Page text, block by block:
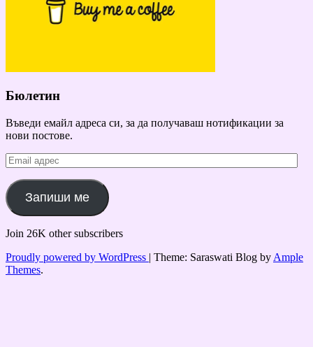
Бюлетин
Въведи емайл адреса си, за да получаваш нотификации за
нови постове.
Email
адрес
Запиши ме
Join 26K other subscribers
Proudly powered by WordPress | Theme: Saraswati Blog by Ample
Themes.